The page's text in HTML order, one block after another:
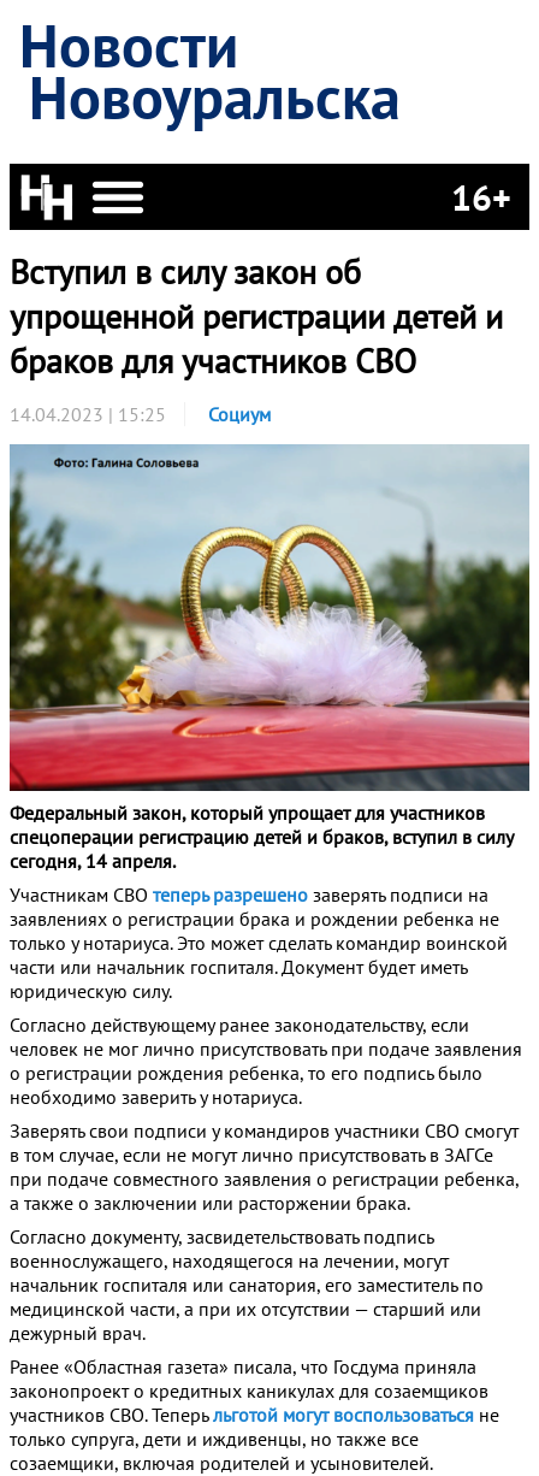
Новости
Новоуральска
16+
Вступил в силу закон об
упрощенной регистрации детей и
браков для участников СВО
14.04.2023 | 15:25 Социум
Федеральный закон, который упрощает для участников
спецоперации регистрацию детей и браков, вступил в силу
сегодня, 14 апреля.
Участникам СВО теперь разрешено заверять подписи на
заявлениях о регистрации брака и рождении ребенка не
только у нотариуса. Это может сделать командир воинской
части или начальник госпиталя. Документ будет иметь
юридическую силу.
Согласно действующему ранее законодательству, если
человек не мог лично присутствовать при подаче заявления
о регистрации рождения ребенка, то его подпись было
необходимо заверить у нотариуса.
Заверять свои подписи у командиров участники СВО смогут
в том случае, если не могут лично присутствовать в ЗАГСе
при подаче совместного заявления о регистрации ребенка,
а также о заключении или расторжении брака.
Согласно документу, засвидетельствовать подпись
военнослужащего, находящегося на лечении, могут
начальник госпиталя или санатория, его заместитель по
медицинской части, а при их отсутствии — старший или
дежурный врач.
Ранее «Областная газета» писала, что Госдума приняла
законопроект о кредитных каникулах для созаемщиков
участников СВО. Теперьльготой могут воспользоваться не
только супруга, дети и иждивенцы, но также все
созаемщики, включая родителей и усыновителей.